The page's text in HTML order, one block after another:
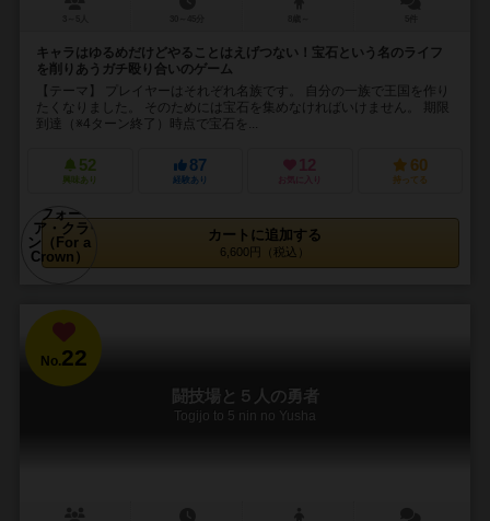
キャラはゆるめだけどやることはえげつない！宝石という名のライフ
を削りあうガチ殴り合いのゲーム
【テーマ】 プレイヤーはそれぞれ名族です。 自分の一族で王国を作り
たくなりました。 そのためには宝石を集めなければいけません。 期限
到達（※4ターン終了）時点で宝石を...
52
興味あり
87
経験あり
12
お気に入り
60
持ってる
カートに追加する
6,600円（税込）
No.22
闘技場と５人の勇者
Togijo to 5 nin no Yusha